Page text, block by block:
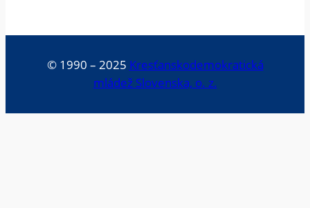
© 1990 – 2025 Kresťanskodemokratická
mládež Slovenska, o. z.